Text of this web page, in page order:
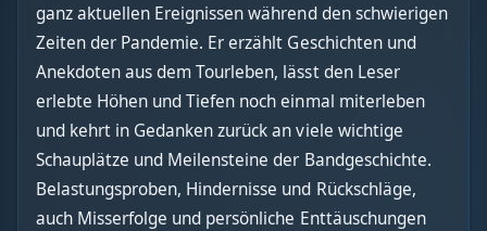
ganz aktuellen Ereignissen während den schwierigen
Zeiten der Pandemie. Er erzählt Geschichten und
Anekdoten aus dem Tourleben, lässt den Leser
erlebte Höhen und Tiefen noch einmal miterleben
und kehrt in Gedanken zurück an viele wichtige
Schauplätze und Meilensteine der Bandgeschichte.
Belastungsproben, Hindernisse und Rückschläge,
auch Misserfolge und persönliche Enttäuschungen